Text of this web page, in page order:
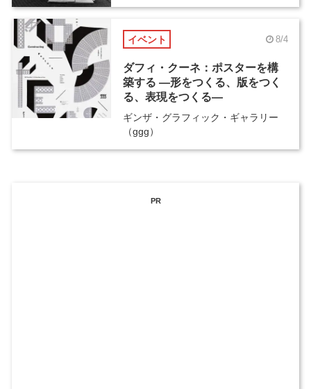
イベント 8/4
ダフィ・クーネ：ポスターを構
築する ―形をつくる、版をつく
る、表現をつくる―
ギンザ・グラフィック・ギャラリー
（ggg）
PR